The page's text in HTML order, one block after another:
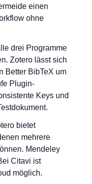
einen
ohne
drei Programme
Zotero lässt sich
Better BibTeX um
Plugin-
Keys und
bietet
mehrere
Mendeley
Citavi ist
möglich.